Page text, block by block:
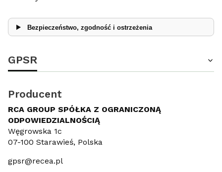
Bezpieczeństwo, zgodność i ostrzeżenia
GPSR
Producent
RCA GROUP SPÓŁKA Z OGRANICZONĄ
ODPOWIEDZIALNOŚCIĄ
Węgrowska 1c
07-100 Starawieś, Polska
gpsr@recea.pl